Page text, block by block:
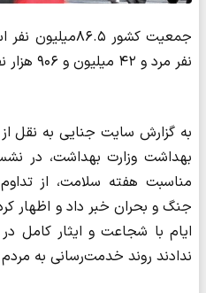
نفر مرد و ۴۲ میلیون و ۹۰۶ هزار نفر زن هستند.
به گزارش سایت جنایی به نقل
بهداشت وزارت بهداشت، در
مناسبت هفته سلامت، از
جنگ و بحران خبر داد و اظهار
ایام با شجاعت و ایثار کامل
ندادند روند خدمت‌رسانی به